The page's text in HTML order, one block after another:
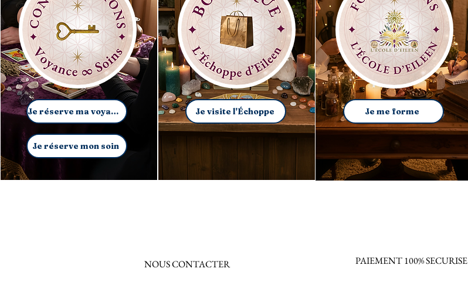
Je réserve ma voyance
Je réserve mon soin
Je visite l'Échoppe Je me forme
NOUS CONTACTER PAIEMENT 100% SECURISE